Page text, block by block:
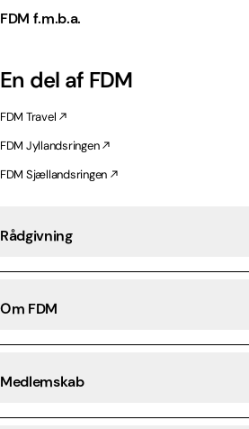
FDM f.m.b.a.
En del af FDM
FDM Travel
FDM Jyllandsringen
FDM Sjællandsringen
Rådgivning
Om FDM
Medlemskab